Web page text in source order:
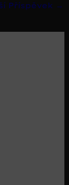
Příspěvek →